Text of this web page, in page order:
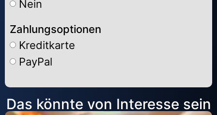
Nein
Zahlungsoptionen
Kreditkarte
PayPal
Alternative:
Das könnte von Interesse sein